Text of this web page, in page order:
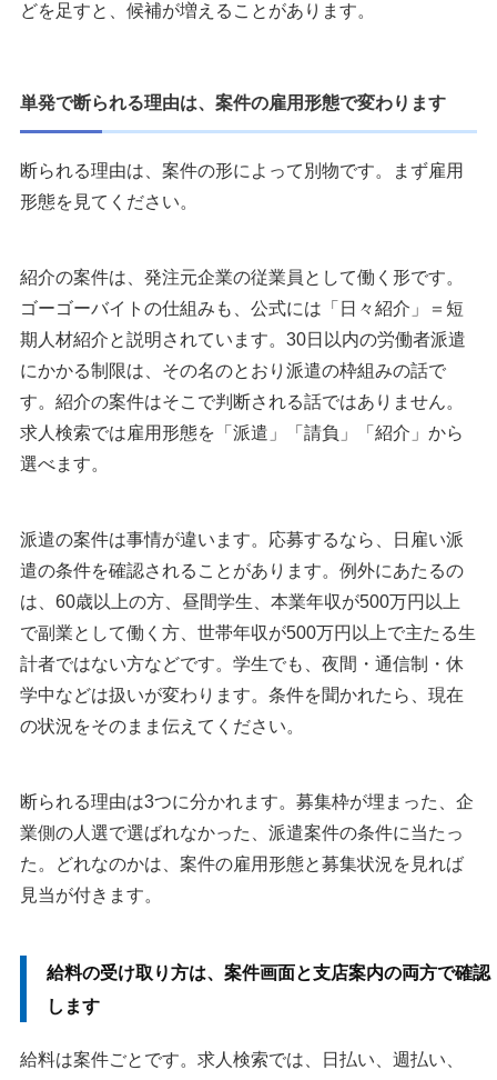
どを足すと、候補が増えることがあります。
単発で断られる理由は、案件の雇用形態で変わります
断られる理由は、案件の形によって別物です。まず雇用
形態を見てください。
紹介の案件は、発注元企業の従業員として働く形です。
ゴーゴーバイトの仕組みも、公式には「日々紹介」＝短
期人材紹介と説明されています。30日以内の労働者派遣
にかかる制限は、その名のとおり派遣の枠組みの話で
す。紹介の案件はそこで判断される話ではありません。
求人検索では雇用形態を「派遣」「請負」「紹介」から
選べます。
派遣の案件は事情が違います。応募するなら、日雇い派
遣の条件を確認されることがあります。例外にあたるの
は、60歳以上の方、昼間学生、本業年収が500万円以上
で副業として働く方、世帯年収が500万円以上で主たる生
計者ではない方などです。学生でも、夜間・通信制・休
学中などは扱いが変わります。条件を聞かれたら、現在
の状況をそのまま伝えてください。
断られる理由は3つに分かれます。募集枠が埋まった、企
業側の人選で選ばれなかった、派遣案件の条件に当たっ
た。どれなのかは、案件の雇用形態と募集状況を見れば
見当が付きます。
給料の受け取り方は、案件画面と支店案内の両方で確認
します
給料は案件ごとです。求人検索では、日払い、週払い、